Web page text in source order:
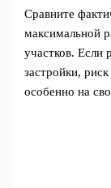
Сравните
максимальной
участков. Если
застройки,
особенно на